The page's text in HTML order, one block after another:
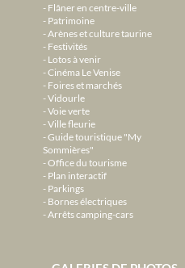
Flâner en centre-ville
Patrimoine
Arènes et culture taurine
Festivités
Lotos à venir
Cinéma Le Venise
Foires et marchés
Vidourle
Voie verte
Ville fleurie
Guide touristique "My
Sommières"
Office du tourisme
Plan interactif
Parkings
Bornes électriques
Arrêts camping-cars